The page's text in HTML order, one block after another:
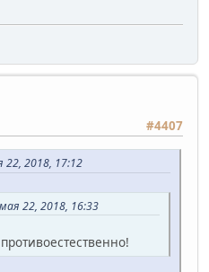
#4407
2018, 17:12
22, 2018, 16:33